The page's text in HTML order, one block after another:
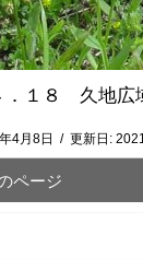
１８ 久地広
4月8日 / 更新日:
ページ